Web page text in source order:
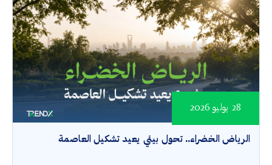
الرياض الخضراء.. تحول بيئي يعيد تشكيل العاصمة
28 يوليو 2026